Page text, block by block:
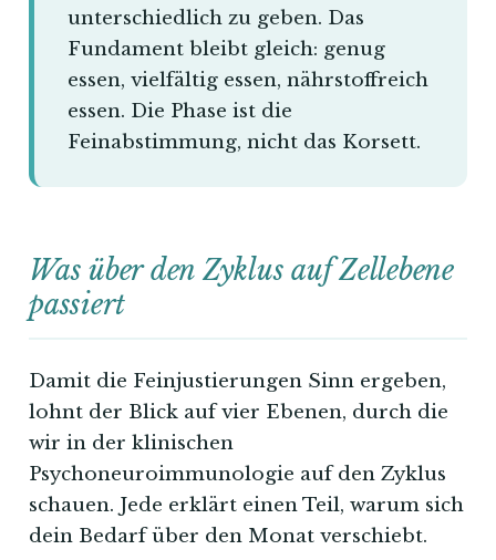
unterschiedlich zu geben. Das
Fundament bleibt gleich: genug
essen, vielfältig essen, nährstoffreich
essen. Die Phase ist die
Feinabstimmung, nicht das Korsett.
Was über den Zyklus auf Zellebene
passiert
Damit die Feinjustierungen Sinn ergeben,
lohnt der Blick auf vier Ebenen, durch die
wir in der klinischen
Psychoneuroimmunologie auf den Zyklus
schauen. Jede erklärt einen Teil, warum sich
dein Bedarf über den Monat verschiebt.